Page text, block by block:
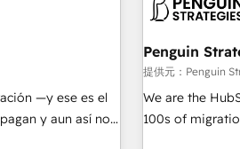
Marketing
42001: 2023
complexity'
G-Cloud 14
meaning
the CCS, which
companies as
services: - HubSpot implementation - HubSpot CMS
website build We can do lots of things. But everything we
—y ese es el
y aun así no
Penguin
提供元：Penguin
We are the HubSpot
100s of